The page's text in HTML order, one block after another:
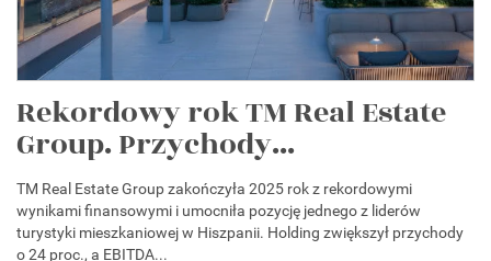
Rekordowy rok TM Real Estate
Group. Przychody...
TM Real Estate Group zakończyła 2025 rok z rekordowymi
wynikami finansowymi i umocniła pozycję jednego z liderów
turystyki mieszkaniowej w Hiszpanii. Holding zwiększył przychody
o 24 proc., a EBITDA...